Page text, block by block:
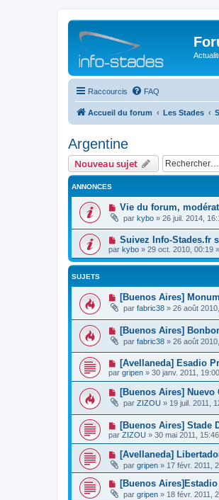
Raccourcis FAQ
Accueil du forum Les Stades
Argentine
Nouveau sujet
ANNONCES
Vie du forum,
par kybo » 26 juil. 2014,
Suivez Info-Stades.fr
par kybo » 29 oct. 2010, 00:19
SUJETS
[Buenos Aires]
par fabric38 » 26 août
[Buenos Aires]
par fabric38 » 26 août
[Avellaneda] Esadio
par gripen » 30 janv. 2011, 19:00
[Buenos Aires] Nuevo
par ZIZOU » 19 juil. 2011,
[Buenos Aires] Stade
par ZIZOU » 30 mai 2011, 15:46
[Avellaneda]
par gripen » 17 févr. 2011,
[Buenos
par gripen » 18 févr. 2011,